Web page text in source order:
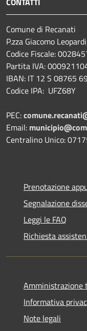
Comune di Recanati
P.zza Giacomo
Codice Fiscale:
Partita IVA:
IBAN: IT 12 S 08765
Codice IPA: UFZ68Y
PEC:
Email:
Centralino Unico:
Prenotazione
Segnalazione
Leggi le FAQ
Richiesta
Amministrazione
Informativa
Note legali